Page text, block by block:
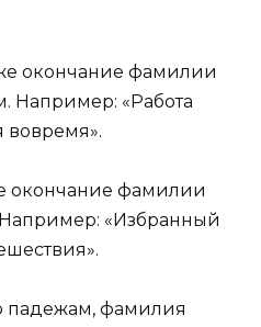
окончание фамилии
Например: «Работа
окончание фамилии
«Избранный
падежам, фамилия